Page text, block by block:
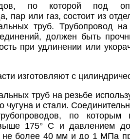
по которой под
пар или газ, состоит из
труб. Трубопровод
должен быть
при удлинении или
изготовляют с
труб на резьбе
чугуна и стали.
по
175° С и давлением
не более 40 мм и до 1 МПа